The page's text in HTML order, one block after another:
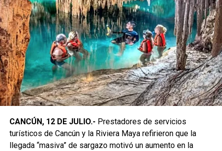
CANCÚN, 12 DE JULIO.- Prestadores de servicios
turísticos de Cancún y la Riviera Maya refirieron que la
llegada “masiva” de sargazo motivó un aumento en la